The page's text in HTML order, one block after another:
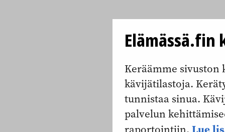
Keräämme sivuston
kävijätilastoja.
tunnistaa sinua.
palvelun
Lue